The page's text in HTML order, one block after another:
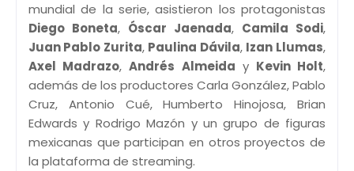
mundial de la serie, asistieron los protagonistas
Diego Boneta, Óscar Jaenada, Camila Sodi,
Juan Pablo Zurita, Paulina Dávila, Izan Llumas,
Axel Madrazo,Andrés Almeida y Kevin Holt,
además de los productores Carla González, Pablo
Cruz, Antonio Cué, Humberto Hinojosa, Brian
Edwards y Rodrigo Mazón y un grupo de figuras
mexicanas que participan en otros proyectos de
la plataforma de streaming.